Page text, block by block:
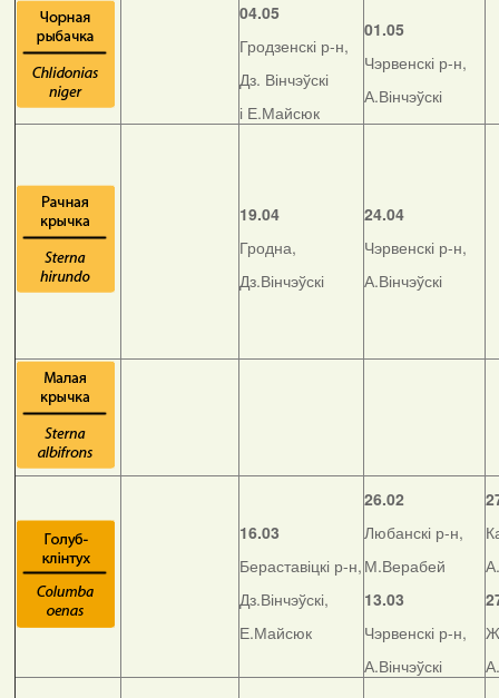
04.05
Гродзенскі р-н,
Дз. Вінчэўскі
і Е.Майсюк
01.05
Чэрвенскі р-н,
А.Вінчэўскі
19.04
Гродна,
Дз.Вінчэўскі
24.04
Чэрвенскі р-н,
А.Вінчэўскі
16.03
Бераставіцкі р-н,
Дз.Вінчэўскі,
Е.Майсюк
26.02
Любанскі р-н,
М.Верабей
13.03
Чэрвенскі р-н,
А.Вінчэўскі